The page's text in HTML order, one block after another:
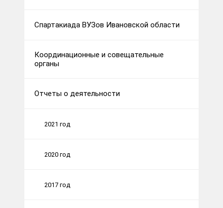
Спартакиада ВУЗов Ивановской области
Координационные и совещательные
органы
Отчеты о деятельности
2021 год
2020 год
2017 год